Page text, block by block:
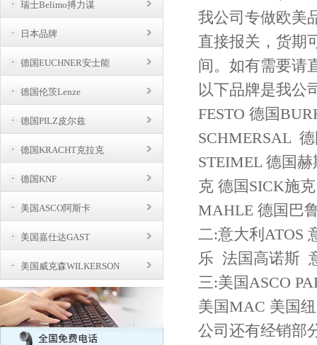
瑞士Belimo搏力谋
日本品牌
德国EUCHNER安士能
德国伦茨Lenze
德国PILZ皮尔兹
德国KRACHT克拉克
德国KNF
美国ASCO阿斯卡
美国嘉仕达GAST
美国威克森WILKERSON
我公司专做欧美
直接报关，货期
间。如有需要请
以下品牌是我公
FESTO 德国
SCHMERSAL
STEIMEL 德国
克 德国SICK施
MAHLE 德国巴
二:意大利ATOS
乐 法国高诺斯
三:美国ASCO
美国MAC 美国
公司还有经销部